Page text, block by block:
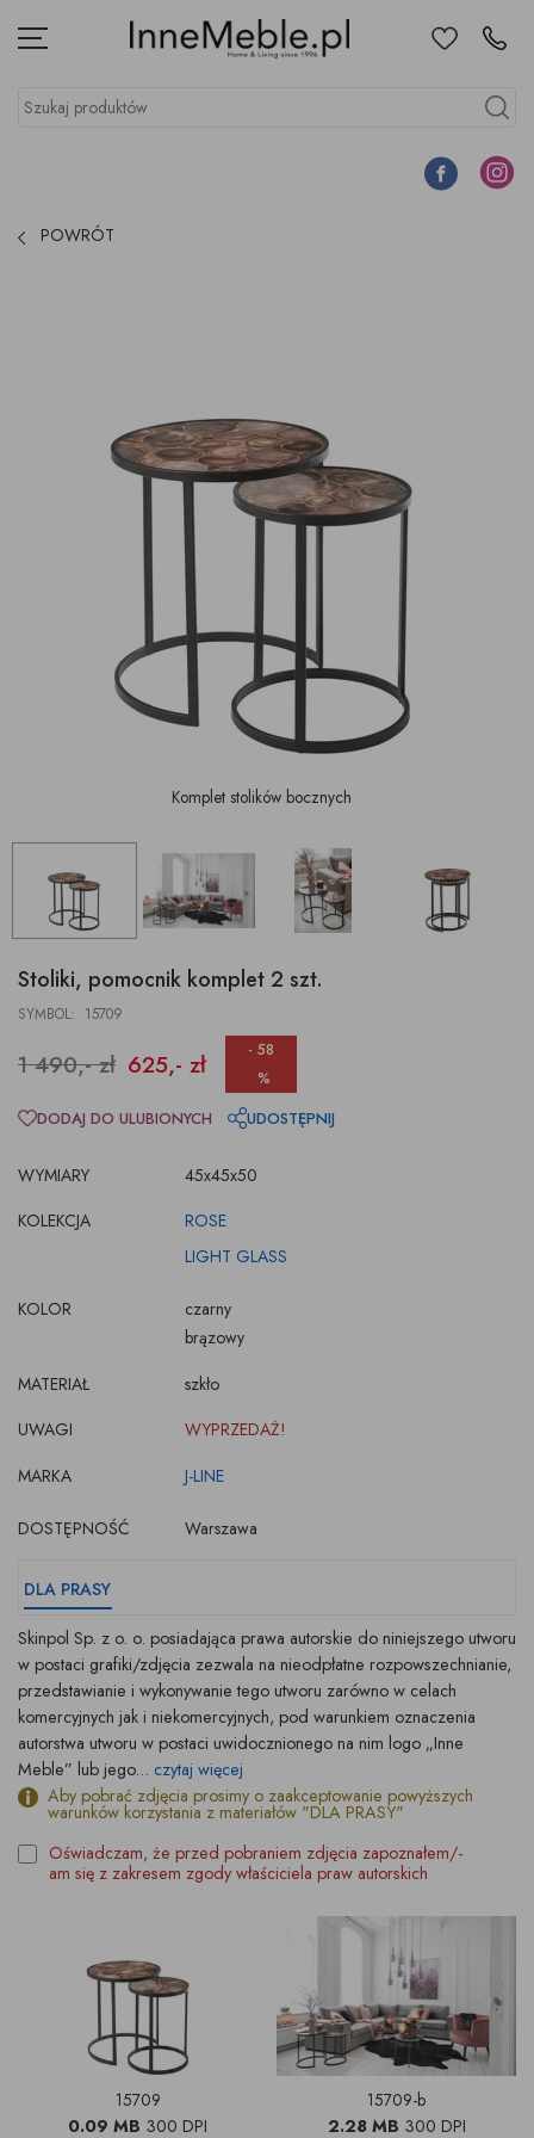
Menu UlubioneKontakt
Szukaj produktów
Szukaj
Facebook
POWRÓT
Komplet stolików bocznych
Stoliki, pomocnik komplet 2 szt.
SYMBOL: 15709
1 490,- zł 625,- zł
- 58
%
WYMIARY
45x45x50
KOLEKCJA
ROSE
LIGHT GLASS
KOLOR
czarny
brązowy
MATERIAŁ
szkło
UWAGI
WYPRZEDAŻ!
MARKA
J-LINE
DOSTĘPNOŚĆ Warszawa
DODAJ DO ULUBIONYCH UDOSTĘPNIJ
DLA PRASY
Skinpol Sp. z o. o. posiadająca prawa autorskie do niniejszego utworu
w postaci grafiki/zdjęcia zezwala na nieodpłatne rozpowszechnianie,
przedstawianie i wykonywanie tego utworu zarówno w celach
komercyjnych jak i niekomercyjnych, pod warunkiem oznaczenia
autorstwa utworu w postaci uwidocznionego na nim logo „Inne
Meble” lub jego... czytaj więcej
Aby pobrać zdjęcia prosimy o zaakceptowanie powyższych
warunków korzystania z materiałów "DLA PRASY"
Oświadczam, że przed pobraniem zdjęcia zapoznałem/-
am się z zakresem zgody właściciela praw autorskich
15709
0.09 MB 300 DPI
15709-b
2.28 MB 300 DPI